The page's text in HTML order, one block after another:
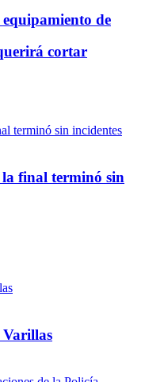
de
cortar
final terminó sin
Varillas